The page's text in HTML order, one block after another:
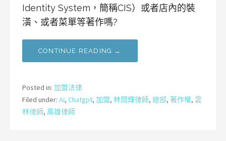
Identity System，簡稱CIS）或者店內的裝
潢、或者菜單等著作嗎?
CONTINUE READING →
Posted in: 加盟法律
Filed under: Ai, Chatgpt, 加盟, 林岡輝律師, 總部, 著作權, 雲
林律師, 高雄律師